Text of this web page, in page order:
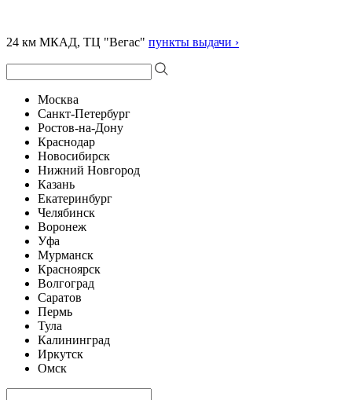
24 км МКАД, ТЦ "Вегас" пункты выдачи ›
Москва
Санкт-Петербург
Ростов-на-Дону
Краснодар
Новосибирск
Нижний Новгород
Казань
Екатеринбург
Челябинск
Воронеж
Уфа
Мурманск
Красноярск
Волгоград
Саратов
Пермь
Тула
Калининград
Иркутск
Омск